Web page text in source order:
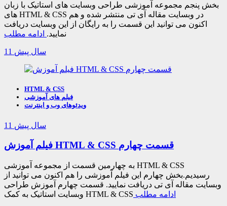
بخش پنجم مجموعه آموزشی طراحی وبسایت های استاتیک با زبان
های HTML & CSS در وبسایت مقاله آی تی منتشر شده و هم
اکنون می توانید این قسمت را به رایگان از این وبسایت دریافت
نمایید. ادامه مطلب
11 سال پیش
HTML & CSS
فیلم های آموزشی
ویدئوهای وب و اینترنت
11 سال پیش
فیلم آموزش HTML & CSS قسمت چهارم
به چهارمین قسمت از مجموعه آموزشی HTML & CSS
رسیدیم.بخش چهارم این فیلم آموزشی را هم اکنون می توانید از
وبسایت مقاله آی تی دریافت نمایید. قسمت چهارم آموزش طراحی
وبسایت استاتیک به کمک HTML & CSS ادامه مطلب